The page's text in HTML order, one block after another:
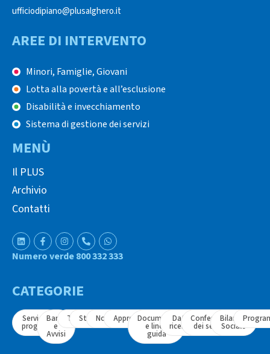
ufficiodipiano@plusalghero.it
AREE DI INTERVENTO
Minori, Famiglie, Giovani
Lotta alla povertà e all’esclusione
Disabilità e invecchiamento
Sistema di gestione dei servizi
MENÙ
Il PLUS
Archivio
Contatti
Numero verde 800 332 333
CATEGORIE
Servizi e
progetti
Bandi
e
Avvisi
TavoliStrumentiNormativaApprofondimenti
Documenti
e linee
guida
Dati e
ricerche
Conferenza
dei servizi
Bilancio
Sociale